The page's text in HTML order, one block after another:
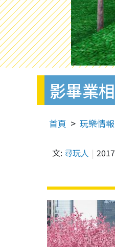
影畢業
首頁 玩樂情報
文: 尋玩人